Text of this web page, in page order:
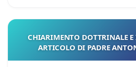
CHIARIMENTO DOTTRINALE E
ARTICOLO DI PADRE